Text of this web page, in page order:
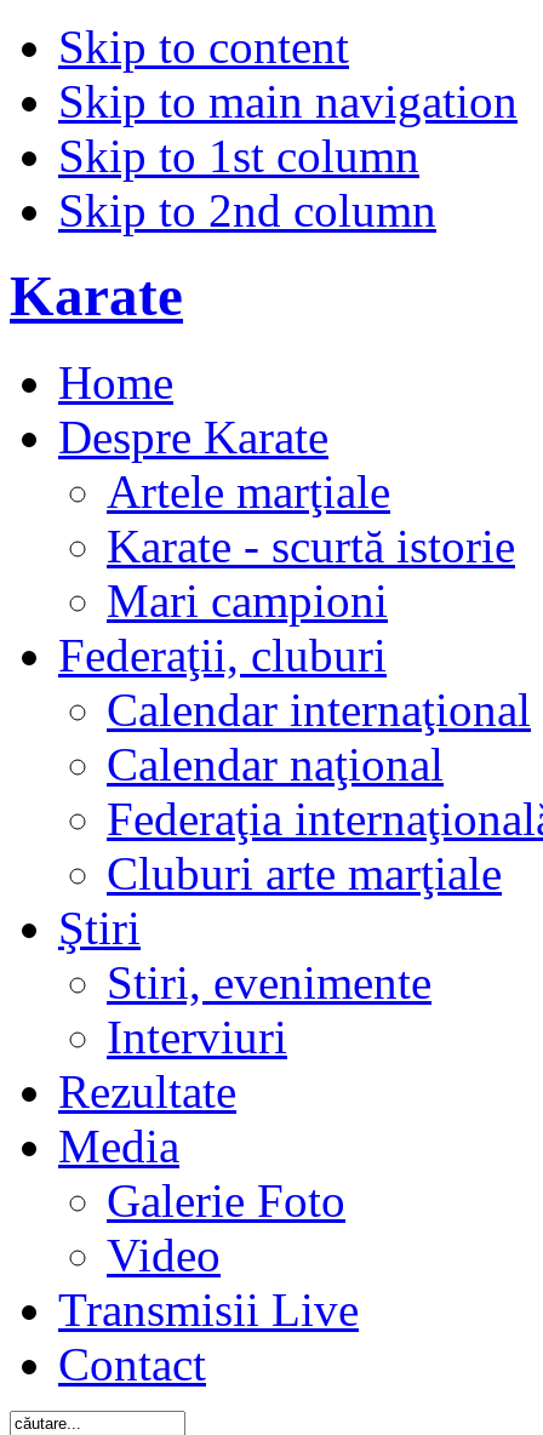
Skip to content
Skip to main navigation
Skip to 1st column
Skip to 2nd column
Karate
Home
Despre Karate
Artele marţiale
Karate - scurtă istorie
Mari campioni
Federaţii, cluburi
Calendar internaţional
Calendar naţional
Federaţia
Cluburi arte marţiale
Ştiri
Stiri, evenimente
Interviuri
Rezultate
Media
Galerie Foto
Video
Transmisii Live
Contact